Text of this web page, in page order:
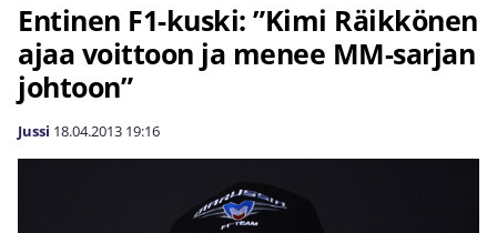
Entinen F1-kuski: ”Kimi Räikkönen
ajaa voittoon ja menee MM-sarjan
johtoon”
Jussi 18.04.2013 19:16